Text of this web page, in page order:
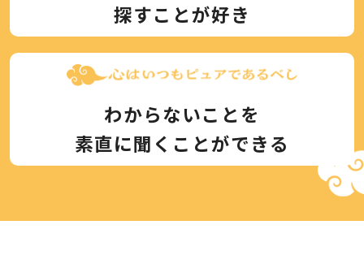
探すことが好き
わからないことを
素直に聞くことができる